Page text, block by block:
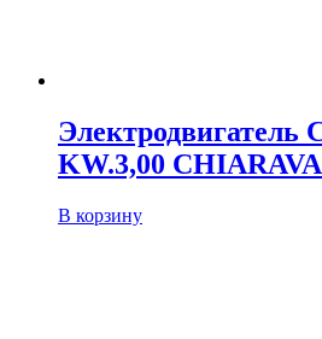
Электродвигатель
KW.3,00
В корзину